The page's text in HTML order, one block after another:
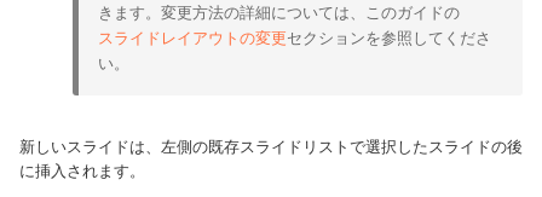
きます。変更方法の詳細については、このガイドの
スライドレイアウトの変更セクションを参照してくださ
い。
新しいスライドは、左側の既存スライドリストで選択したスライドの後
に挿入されます。